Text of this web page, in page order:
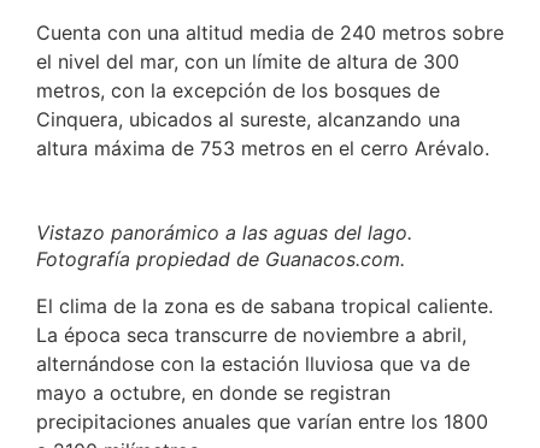
Cuenta con una altitud media de 240 metros sobre
el nivel del mar, con un límite de altura de 300
metros, con la excepción de los bosques de
Cinquera, ubicados al sureste, alcanzando una
altura máxima de 753 metros en el cerro Arévalo.
Vistazo panorámico a las aguas del lago.
Fotografía propiedad de Guanacos.com.
El clima de la zona es de sabana tropical caliente.
La época seca transcurre de noviembre a abril,
alternándose con la estación lluviosa que va de
mayo a octubre, en donde se registran
precipitaciones anuales que varían entre los 1800